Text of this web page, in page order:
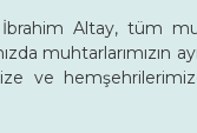
Altay, tüm
muhtarlarımızın
ve